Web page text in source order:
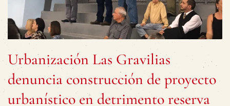
Urbanización Las Gravilias
denuncia construcción de proyecto
urbanístico en detrimento reserva